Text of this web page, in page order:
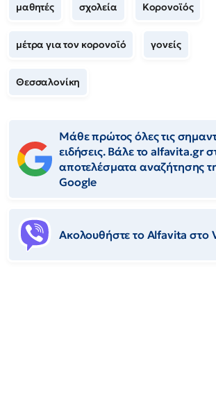
μαθητές σχολεία Κορονοϊός
μέτρα για τον κορονοϊό γονείς
Θεσσαλονίκη
Μάθε πρώτος όλες τις
ειδήσεις. Βάλε το alfavita.gr
αποτελέσματα αναζήτησης
Google
Ακολουθήστε το Αlfavita στο